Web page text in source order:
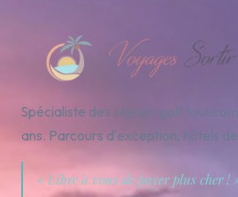
Spécialiste des séjours golf tout
ans. Parcours d'exception, hôtels
« Libre à vous de payer plus cher !